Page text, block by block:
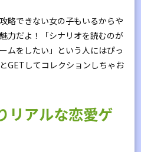
略できない女の子もいるからや
力だよ！「シナリオを読むのが
ムをしたい」という人にはぴっ
GETしてコレクションしちゃお
リアルな恋愛ゲ